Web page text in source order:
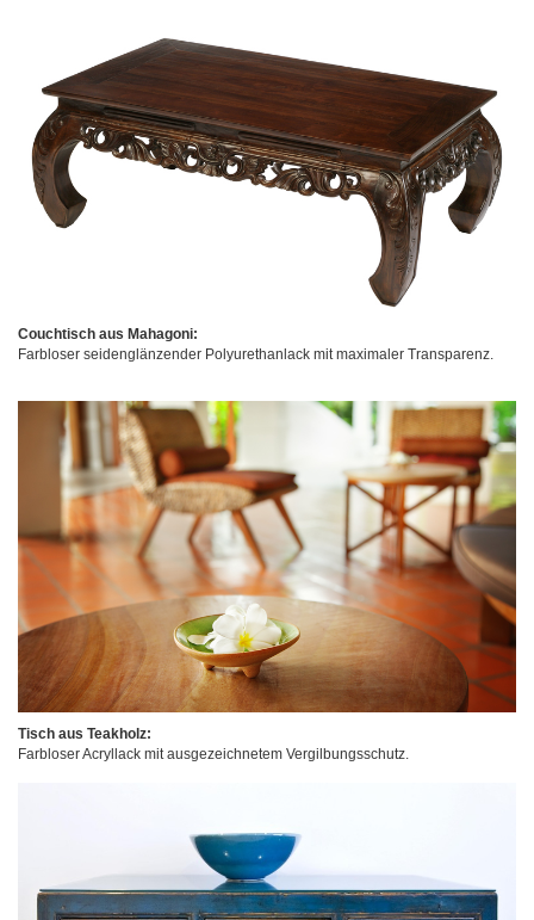
Couchtisch aus Mahagoni:
Farbloser seidenglänzender Polyurethanlack mit maximaler Transparenz.
Tisch aus Teakholz:
Farbloser Acryllack mit ausgezeichnetem Vergilbungsschutz.